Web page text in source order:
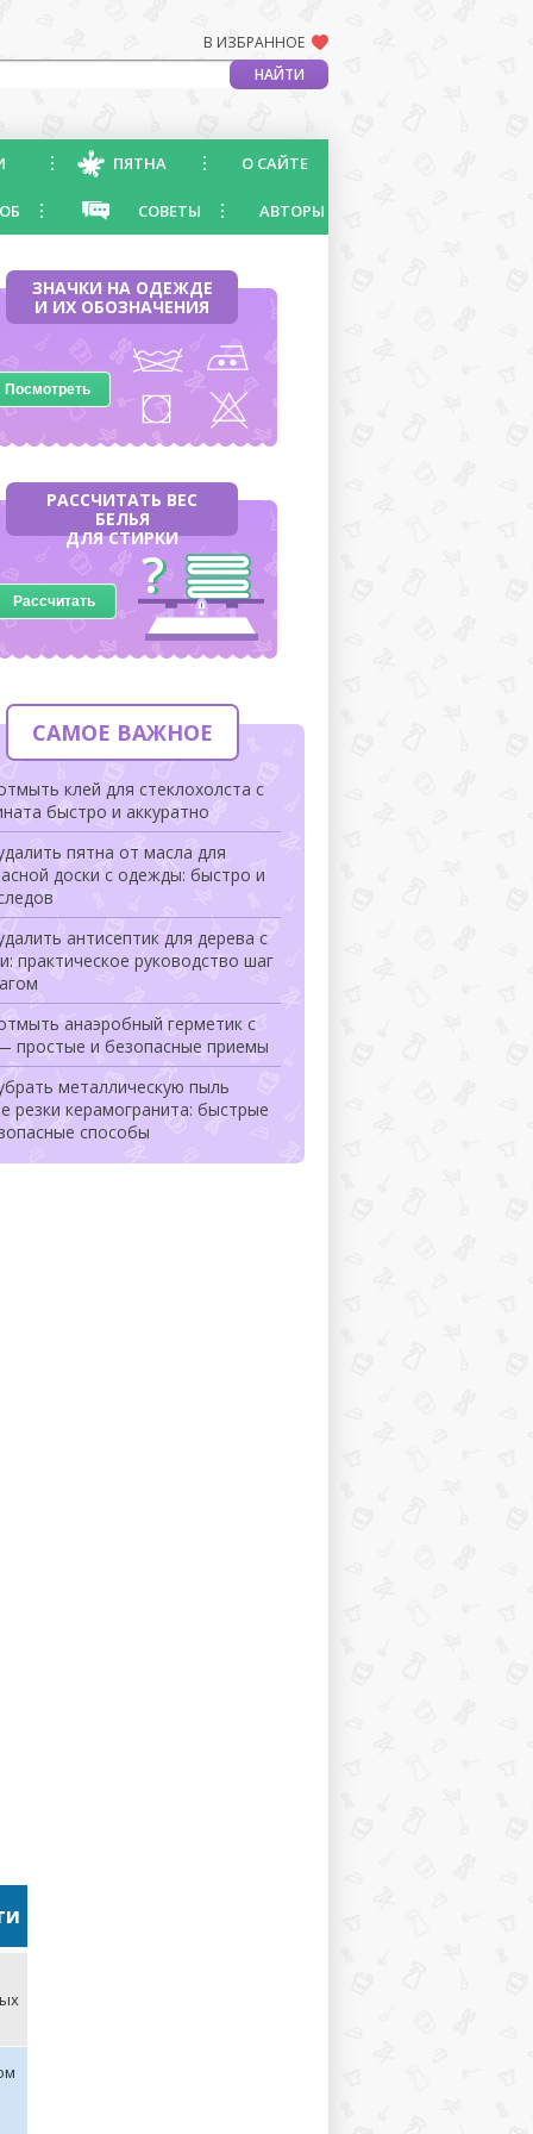
В ИЗБРАННОЕ
ПЯТНА О САЙТЕ
СОВЕТЫ АВТОРЫ
ЗНАЧКИ НА ОДЕЖДЕ
И ИХ ОБОЗНАЧЕНИЯ
Посмотреть
РАССЧИТАТЬ ВЕС
БЕЛЬЯ
ДЛЯ СТИРКИ
Рассчитать
САМОЕ ВАЖНОЕ
клей для стеклохолста с
быстро и аккуратно
пятна от масла для
доски с одежды: быстро и
антисептик для дерева с
практическое руководство шаг
анаэробный герметик с
простые и безопасные приемы
металлическую пыль
резки керамогранита: быстрые
способы